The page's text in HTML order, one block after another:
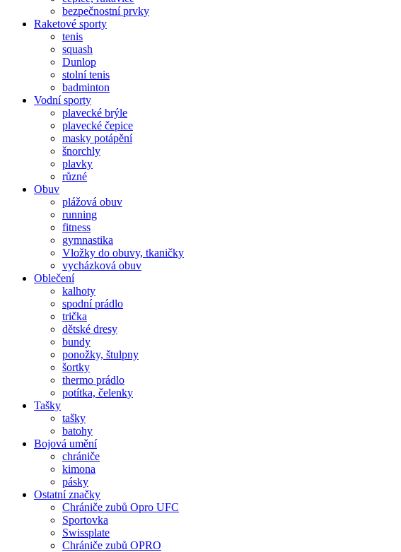
bezpečnostní prvky
Raketové sporty
tenis
squash
Dunlop
stolní tenis
badminton
Vodní sporty
plavecké brýle
plavecké čepice
masky potápění
šnorchly
plavky
různé
Obuv
plážová obuv
running
fitness
gymnastika
Vložky do obuvy, tkaničky
vycházková obuv
Oblečení
kalhoty
spodní prádlo
trička
dětské dresy
bundy
ponožky, štulpny
šortky
thermo prádlo
potítka, čelenky
Tašky
tašky
batohy
Bojová umění
chrániče
kimona
pásky
Ostatní značky
Chrániče zubů Opro UFC
Sportovka
Swissplate
Chrániče zubů OPRO